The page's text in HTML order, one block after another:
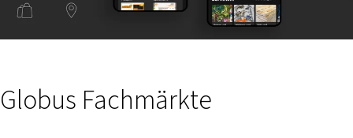
Globus Fachmärkte